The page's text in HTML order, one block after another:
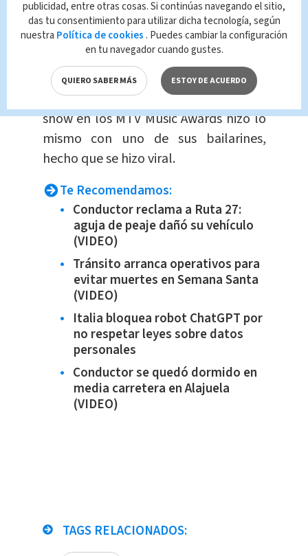
Bad Bunny ya ha besado
otros hombres:
Estano es la primera vez que Bad
Bunny besa a un hombre,durante su
show en los MTV Music Awards hizo lo
mismo con uno de sus bailarines,
hecho que se hizo viral.
Te Recomendamos:
Conductor reclama a Ruta 27:
aguja de peaje dañó su vehículo
(VIDEO)
Tránsito arranca operativos para
evitar muertes en Semana Santa
(VIDEO)
Italia bloquea robot ChatGPT por
no respetar leyes sobre datos
personales
Conductor se quedó dormido en
media carretera en Alajuela
(VIDEO)
TAGS RELACIONADOS:
publicidad, entre otras cosas. Si continúas navegando el sitio,
das tu consentimiento para utilizar dicha tecnología, según
nuestra Política de cookies . Puedes cambiar la configuración
en tu navegador cuando gustes.
QUIERO SABER MÁS ESTOY DE ACUERDO